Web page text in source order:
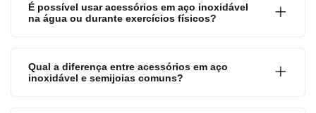
É possível usar acessórios em aço inoxidável
na água ou durante exercícios físicos?
Qual a diferença entre acessórios em aço
inoxidável e semijoias comuns?